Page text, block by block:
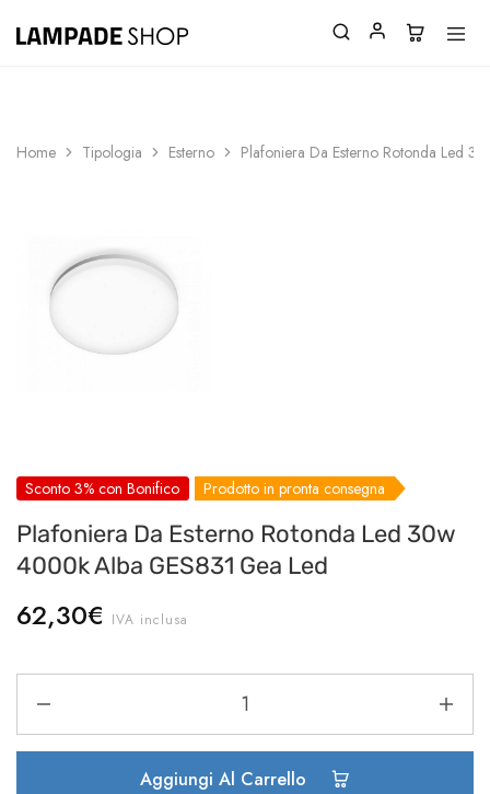
SPEDIZIONI GRATUITE SOPRA 150€
Home Tipologia Esterno Plafoniera Da Esterno Rotonda Led
Sconto 3% con Bonifico Prodotto in pronta consegna
Plafoniera Da Esterno Rotonda Led 30w
4000k Alba GES831 Gea Led
62,30€ IVA inclusa
Aggiungi Al Carrello